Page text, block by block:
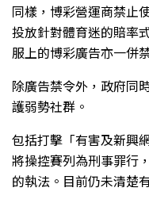
同樣，博彩營運商禁止
投放針對體育迷的賠率
服上的博彩廣告亦一併
除廣告禁令外，政府同
護弱勢社群。
包括打擊「有害及新興
將操控賽列為刑事罪行
的執法。目前仍未清楚